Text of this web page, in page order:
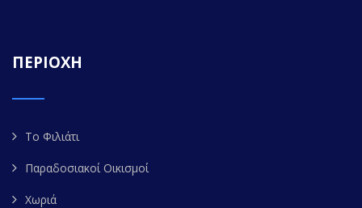
ΠΕΡΙΟΧΗ
Το Φιλιάτι
Παραδοσιακοί Οικισμοί
Χωριά